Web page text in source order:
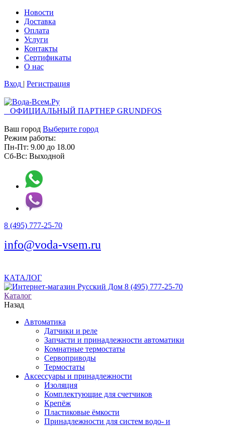
Новости
Доставка
Оплата
Услуги
Контакты
Cертификаты
О нас
Вход | Регистрация
ОФИЦИАЛЬНЫЙ ПАРТНЕР GRUNDFOS
Ваш город Выберите город
Режим работы:
Пн-Пт: 9.00 до 18.00
Сб-Вс: Выходной
8 (495) 777-25-70
info@voda-vsem.ru
КАТАЛОГ
8 (495) 777-25-70
Каталог
Назад
Автоматика
Датчики и реле
Запчасти и принадлежности автоматики
Комнатные термостаты
Сервоприводы
Термостаты
Аксессуары и принадлежности
Изоляция
Комплектующие для счетчиков
Крепёж
Пластиковые ёмкости
Принадлежности для систем водо- и